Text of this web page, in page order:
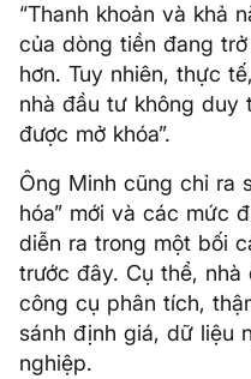
“Thanh khoản và khả
của dòng tiền đang
hơn. Tuy nhiên, thực
nhà đầu tư không duy
được mở khóa”.
Ông Minh cũng chỉ ra
hóa” mới và các mức
diễn ra trong một bối
trước đây. Cụ thể,
công cụ phân tích,
sánh định giá, dữ liệu
nghiệp.